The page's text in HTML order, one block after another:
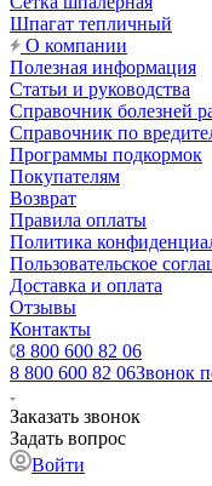
Шпагат тепличный
О компании
Полезная информация
Статьи и руководства
Справочник болезней
Справочник по
Программы подкормок
Покупателям
Возврат
Правила оплаты
Политика
Пользовательское
Доставка и оплата
Отзывы
Контакты
8 800 600 82 06
8 800 600 82 06Звонок
Заказать звонок
Задать вопрос
Войти